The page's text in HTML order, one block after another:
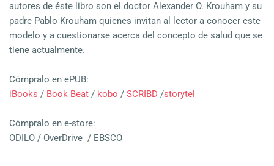
autores de éste libro son el doctor Alexander O. Krouham y su
padre Pablo Krouham quienes invitan al lector a conocer este
modelo y a cuestionarse acerca del concepto de salud que se
tiene actualmente.
Cómpralo en ePUB:
iBooks / Book Beat / kobo / SCRIBD /storytel
Cómpralo en e-store:
ODILO / OverDrive / EBSCO